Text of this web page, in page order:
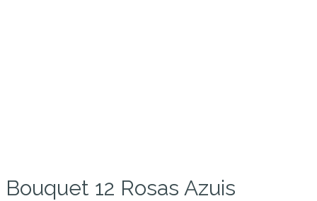
Bouquet 12 Rosas Azuis